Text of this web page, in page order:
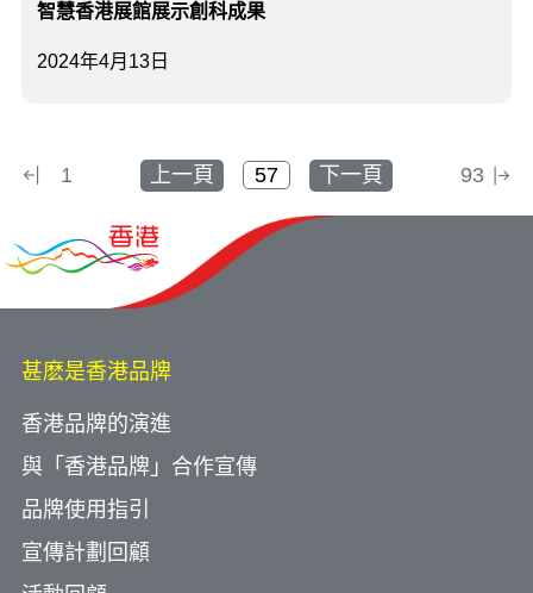
2024年4月13日
智慧香港展館展示創科成果
1 上一頁 下一頁 93
甚麽是香港品牌
香港品牌的演進
與「香港品牌」合作宣傳
品牌使用指引
宣傳計劃回顧